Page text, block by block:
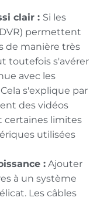
clair : Si les
permettent
de manière très
toutefois s'avérer
avec les
s'explique par
des vidéos
certaines limites
utilisées
: Ajouter
à un système
Les câbles